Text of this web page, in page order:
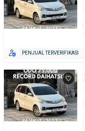
PENJUAL TERVERIFIKASI